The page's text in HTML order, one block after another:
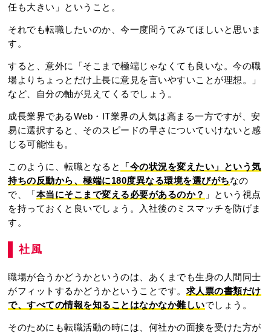
任も大きい」ということ。
それでも転職したいのか、今一度問うてみてほしいと思いま
す。
すると、意外に「そこまで極端じゃなくても良いな。今の職
場よりちょっとだけ上長に意見を言いやすいことが理想。」
など、自分の軸が見えてくるでしょう。
成長業界であるWeb・IT業界の人気は高まる一方ですが、安
易に選択すると、そのスピードの早さについていけないと感
じる可能性も。
このように、転職となると
「今の状況を変えたい」という気
持ちの反動から、極端に180度異なる環境を選びがちなの
で、「本当にそこまで変える必要があるのか？ 」という視点
を持っておくと良いでしょう。入社後のミスマッチを防げま
す。
社風
職場が合うかどうかというのは、あくまでも生身の人間同士
がフィットするかどうかということです。 求人票の書類だけ
で、すべての情報を知ることはなかなか難しいでしょう。
そのためにも転職活動の時には、何社かの面接を受けた方が